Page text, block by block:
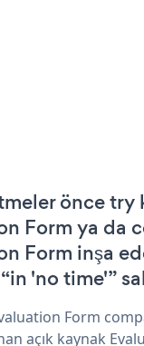
önce
Form ya da
Form inşa
'no time'”
Form
açık kaynak